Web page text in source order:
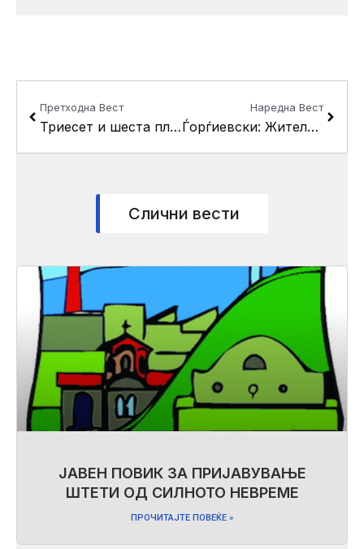
Претходна Вест
Триесет и шеста пленарна седница на Советот на Oпштина Кисела Вода 28.02.2024
Наредна Вест
Ѓорѓиевски: Жителите на Кисела Вода повторно добиваат кино
Слични вести
ЈАВЕН ПОВИК ЗА ПРИЈАВУВАЊЕ
ШТЕТИ ОД СИЛНОТО НЕВРЕМЕ
ПРОЧИТАЈТЕ ПОВЕЌЕ »